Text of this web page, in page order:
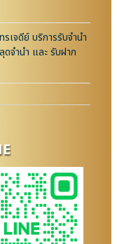
เจดีย์ บริการรับจำนำ
จำนำ และ รับฝาก